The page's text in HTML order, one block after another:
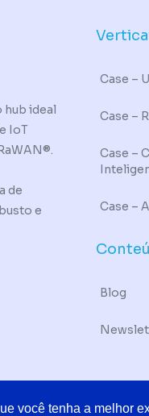
você tenha a melhor
hub ideal
IoT
de
e
Case –
Case –
Case –
Case –
Blog
| POWERED BY